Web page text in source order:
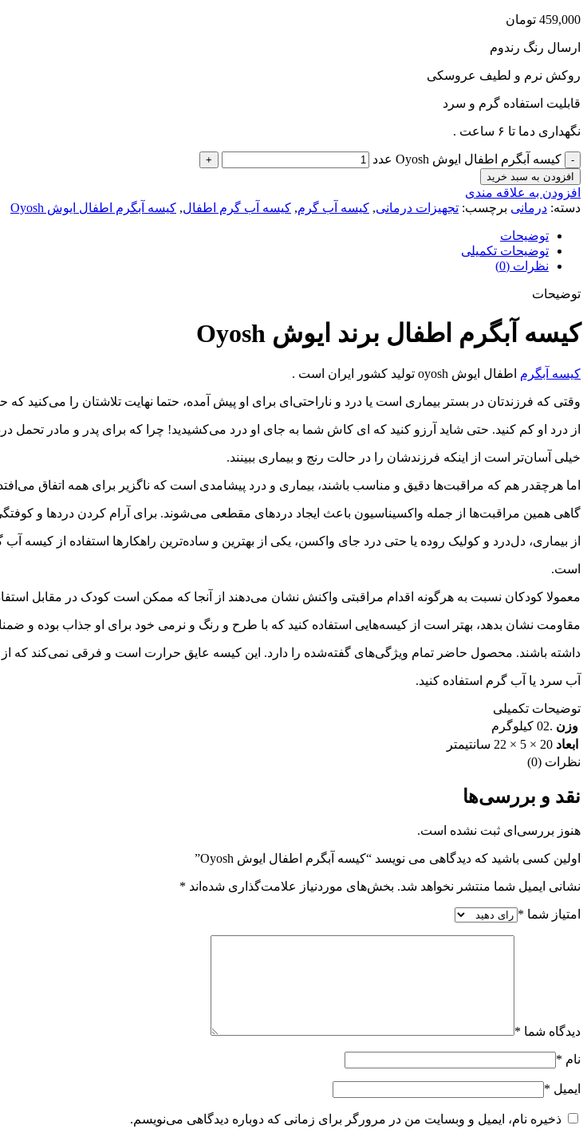
459,000 تومان
ارسال رنگ رندوم
روکش نرم و لطیف عروسکی
قابلیت استفاده گرم و سرد
نگهداری دما تا ۶ ساعت .
کیسه آبگرم اطفال ایوش Oyosh عدد
افزودن به سبد خرید
افزودن به علاقه مندی
دسته: درمانی برچسب: تجهیزات درمانی, کیسه آب گرم, کیسه آب گرم اطفال, کیسه آبگرم اطفال ایوش Oyosh
توضیحات
توضیحات تکمیلی
نظرات (0)
توضیحات
کیسه آبگرم اطفال برند ایوش Oyosh
کیسه آبگرم اطفال ایوش oyosh تولید کشور ایران است .
وقتی که فرزندتان در بستر بیماری است یا درد و ناراحتی‌ای برای او پیش آمده، حتما نهایت تلاشتان را می‌کنید که
از درد او کم کنید. حتی شاید آرزو کنید که ای کاش شما به جای او درد می‌کشیدید! چرا که برای پدر و مادر تحمل
خیلی آسان‌تر است از اینکه فرزندشان را در حالت رنج و بیماری ببینند.
اما هرچقدر هم که مراقبت‌ها دقیق و مناسب باشند، بیماری و درد پیشامدی است که ناگزیر برای همه اتفاق
گاهی همین مراقبت‌ها از جمله واکسیناسیون باعث ایجاد دردهای مقطعی می‌شوند. برای آرام کردن دردها و
از بیماری، دل‌درد و کولیک روده یا حتی درد جای واکسن، یکی از بهترین و ساده‌ترین راهکارها استفاده از کیسه
است.
معمولا کودکان نسبت به هرگونه اقدام مراقبتی واکنش نشان می‌دهند از آنجا که ممکن است کودک در مقابل
مقاومت نشان بدهد، بهتر است از کیسه‌هایی استفاده کنید که با طرح و رنگ و نرمی خود برای او جذاب بوده و
داشته باشند. محصول حاضر تمام ویژگی‌های گفته‌شده را دارد. این کیسه عایق حرارت است و فرقی نمی‌کند که
آب سرد یا آب گرم استفاده کنید.
توضیحات تکمیلی
وزن .02 کیلوگرم
ابعاد 20 × 5 × 22 سانتیمتر
نظرات (0)
نقد و بررسی‌ها
هنوز بررسی‌ای ثبت نشده است.
اولین کسی باشید که دیدگاهی می نویسد “کیسه آبگرم اطفال ایوش Oyosh”
نشانی ایمیل شما منتشر نخواهد شد. بخش‌های موردنیاز علامت‌گذاری شده‌اند *
امتیاز شما *
دیدگاه شما *
نام *
ایمیل *
ذخیره نام، ایمیل و وبسایت من در مرورگر برای زمانی که دوباره دیدگاهی می‌نویسم.